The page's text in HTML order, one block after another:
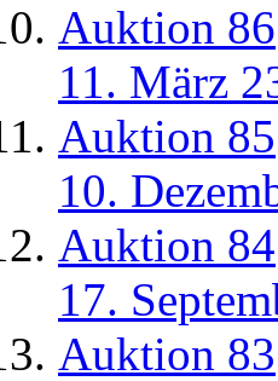
Auktion 86
11. März
Auktion 85
10.
Auktion 84
17.
Auktion 83